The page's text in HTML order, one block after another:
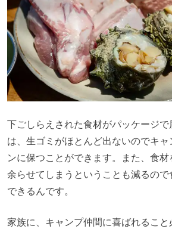
下ごしらえされた食材がパッケージで
は、生ゴミがほとんど出ないのでキ
ンに保つことができます。また、食
余らせてしまうということも減るの
できるんです。
家族に、キャンプ仲間に喜ばれること